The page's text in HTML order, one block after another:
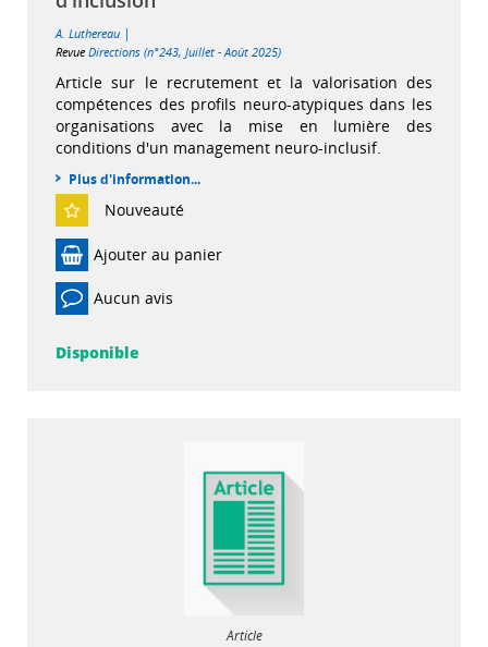
A. Luthereau |
Revue Directions (n°243, Juillet - Août 2025)
Article sur le recrutement et la valorisation des
compétences des profils neuro-atypiques dans les
organisations avec la mise en lumière des
conditions d'un management neuro-inclusif.
Plus d'information...
Nouveauté
Ajouter au panier
Aucun avis
Disponible
Article